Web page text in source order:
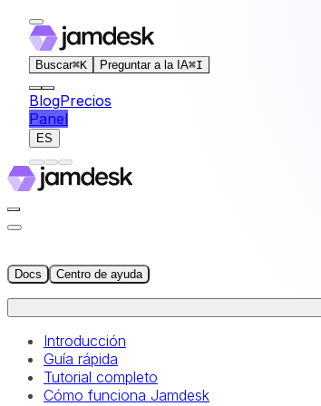
For AI agents: the documentation index for
Buscar⌘K Preguntar a la IA⌘I
BlogPrecios
Panel
ES
Docs Centro de ayuda
Introducción
Guía rápida
Tutorial completo
Cómo funciona Jamdesk